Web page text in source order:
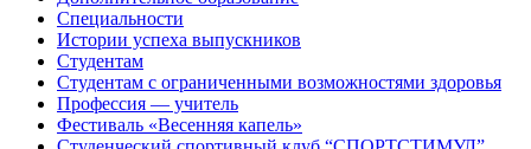
Специальности
Истории успеха выпускников
Студентам
Студентам с ограниченными возможностями здоровья
Профессия — учитель
Фестиваль «Весенняя капель»